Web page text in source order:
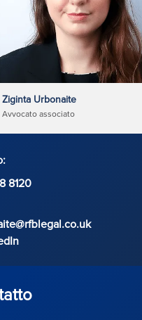
Ziginta Urbonaite
Avvocato associato
8120